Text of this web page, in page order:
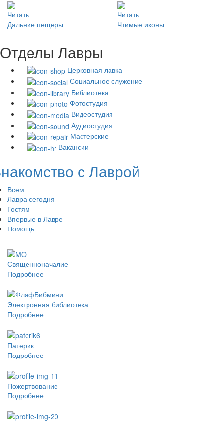
Читать
Дальние пещеры
Читать
Чтимые иконы
Отделы Лавры
Церковная лавка
Социальное служение
Библиотека
Фотостудия
Видеостудия
Аудиостудия
Мастерские
Вакансии
с Лаврой
Всем
Лавра сегодня
Гостям
Впервые в Лавре
Помощь
Священноначалие
Подробнее
Электронная библиотека
Подробнее
Патерик
Подробнее
Пожертвование
Подробнее